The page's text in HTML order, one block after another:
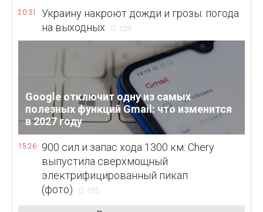
20:31
Украину накроют дожди и грозы: погода
на выходных
129
Google отключит одну из самых
полезных функций Gmail: что изменится
в 2027 году
15:26
900 сил и запас хода 1300 км: Chery
выпустила сверхмощный
электрифицированный пикап
(фото)
155